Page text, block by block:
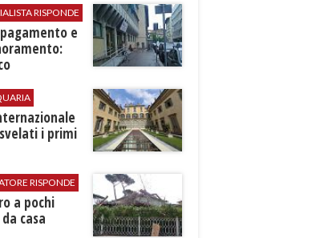
RISPONDE
e
i primi
RISPONDE
a pochi
casa